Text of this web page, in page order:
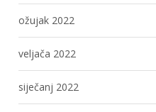
ožujak 2022
veljača 2022
siječanj 2022